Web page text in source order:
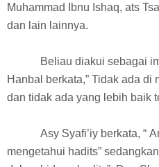
Muhammad Ibnu Ishaq, ats
dan lain lainnya.
Beliau diakui sebagai
Hanbal berkata,” Tidak ada
dan tidak ada yang lebih baik
Asy Syafi’iy berkata, “
mengetahui hadits”